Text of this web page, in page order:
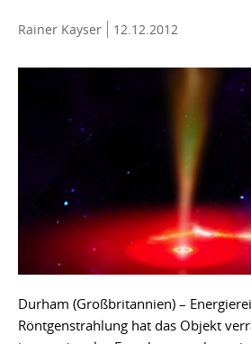
Rainer Kayser 12.12.2012
Durham (Großbritannien) –
Röntgenstrahlung hat das Objekt